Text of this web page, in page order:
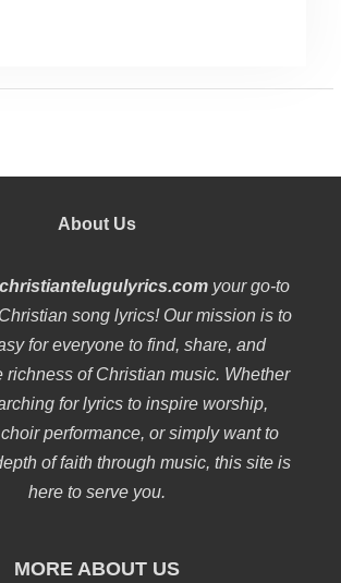
About Us
christiantelugulyrics.com your go-to
song lyrics! Our mission is to
for everyone to find, share, and
richness of Christian music. Whether
for lyrics to inspire worship,
performance, or simply want to
of faith through music, this site is
here to serve you.
MORE ABOUT US